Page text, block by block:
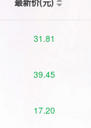
31.81
39.45
17.20